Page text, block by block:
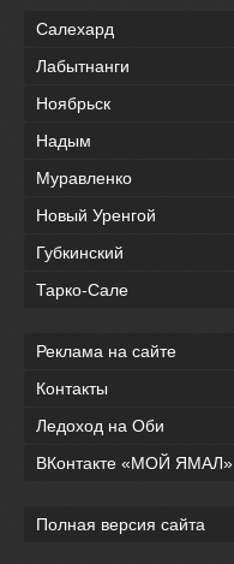
Салехард
Лабытнанги
Ноябрьск
Надым
Муравленко
Новый Уренгой
Губкинский
Тарко-Сале
Реклама на сайте
Контакты
Ледоход на Оби
ВКонтакте «МОЙ ЯМАЛ»
Полная версия сайта